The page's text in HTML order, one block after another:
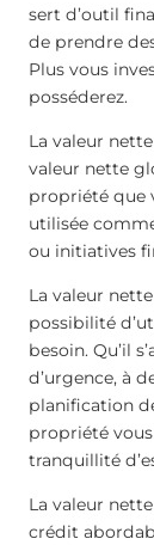
sert d’outil
de prendre
Plus vous
posséderez.
La valeur
valeur nette
propriété que
utilisée
ou initiatives
La valeur
possibilité
besoin. Qu’il
d’urgence, à
planification
propriété
tranquillité
La valeur
crédit